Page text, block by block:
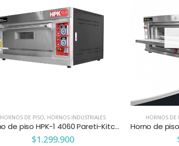
HORNOS DE PISO, HORNOS INDUSTRIALES
Horno de piso HPK-1 4060 Pareti-Kitchenette
$1.299.900
HORNOS DE